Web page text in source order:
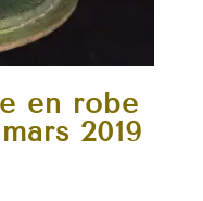
en robe
2019